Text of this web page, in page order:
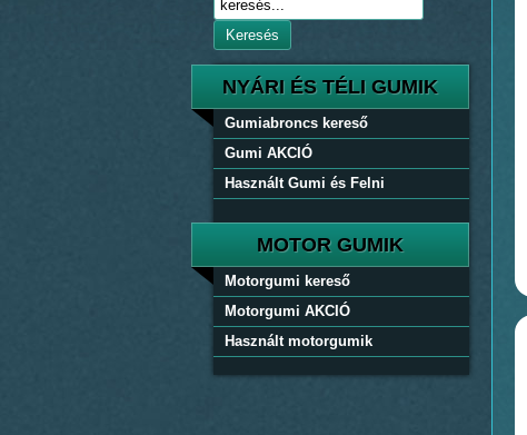
Keresés
NYÁRI ÉS TÉLI GUMIK
Gumiabroncs kereső
Gumi AKCIÓ
Használt Gumi és Felni
MOTOR GUMIK
Motorgumi kereső
Motorgumi AKCIÓ
Használt motorgumik